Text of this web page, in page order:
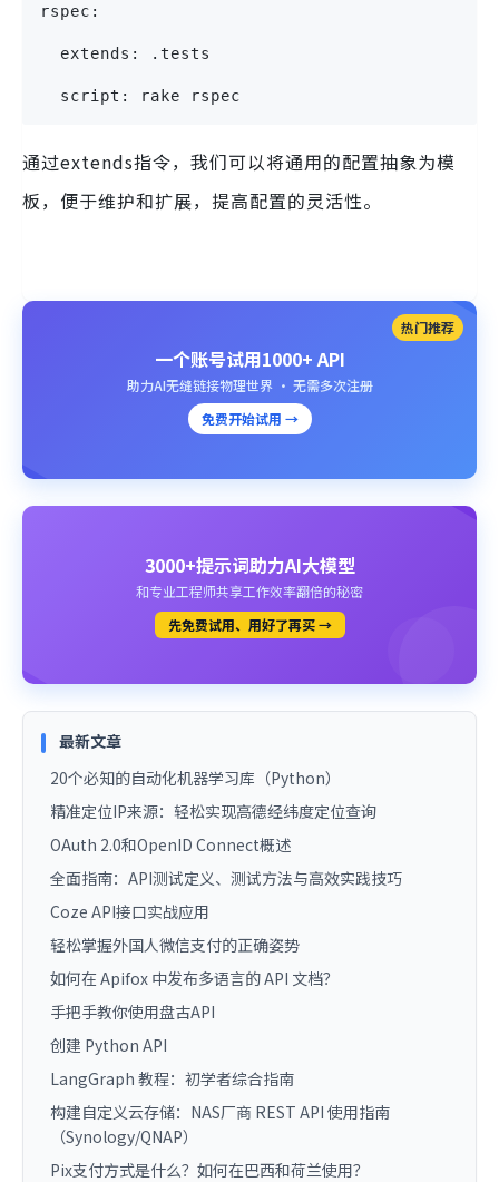
rspec:
  extends: .tests
  script: rake rspec
通过extends指令，我们可以将通用的配置抽象为模
板，便于维护和扩展，提高配置的灵活性。
热门推荐
一个账号试用1000+ API
助力AI无缝链接物理世界 · 无需多次注册
免费开始试用 →
3000+提示词助力AI大模型
和专业工程师共享工作效率翻倍的秘密
先免费试用、用好了再买 →
最新文章
20个必知的自动化机器学习库（Python）
精准定位IP来源：轻松实现高德经纬度定位查询
OAuth 2.0和OpenID Connect概述
全面指南：API测试定义、测试方法与高效实践技巧
Coze API接口实战应用
轻松掌握外国人微信支付的正确姿势
如何在 Apifox 中发布多语言的 API 文档？
手把手教你使用盘古API
创建 Python API
LangGraph 教程：初学者综合指南
构建自定义云存储：NAS厂商 REST API 使用指南
（Synology/QNAP）
Pix支付方式是什么？如何在巴西和荷兰使用？